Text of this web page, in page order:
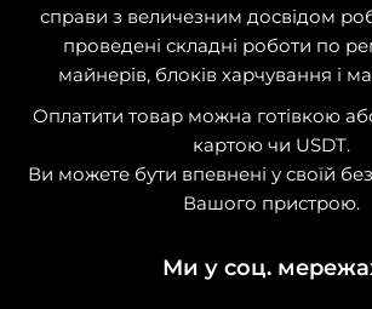
справи з величезним досвідом
проведені складні роботи по
майнерів, блоків харчування і
Оплатити товар можна готівкою
картою чи USDT.
Ви можете бути впевнені у своїй
Вашого пристрою.
Ми у соц.